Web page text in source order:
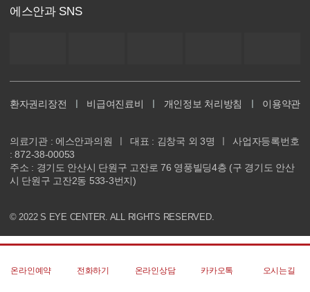
에스안과 SNS
환자권리장전 비급여진료비 개인정보 처리방침 이용약관
의료기관 : 에스안과의원 대표 : 김창국 외 3명
사업자등록번호
: 872-38-00053
주소 : 경기도 안산시 단원구 고잔로 76 영풍빌딩4층 (구 경기도 안산
시 단원구 고잔2동 533-3번지)
© 2022 S EYE CENTER. ALL RIGHTS RESERVED.
온라인예약 전화하기 온라인상담 카카오톡 오시는길